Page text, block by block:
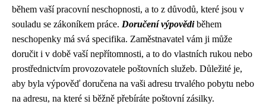
během vaší pracovní neschopnosti, a to z důvodů, které jsou v
souladu se zákoníkem práce. Doručení výpovědiběhem
neschopenky má svá specifika. Zaměstnavatel vám ji může
doručit i v době vaší nepřítomnosti, a to do vlastních rukou nebo
prostřednictvím provozovatele poštovních služeb. Důležité je,
aby byla výpověď doručena na vaši adresu trvalého pobytu nebo
na adresu, na které si běžně přebíráte poštovní zásilky.